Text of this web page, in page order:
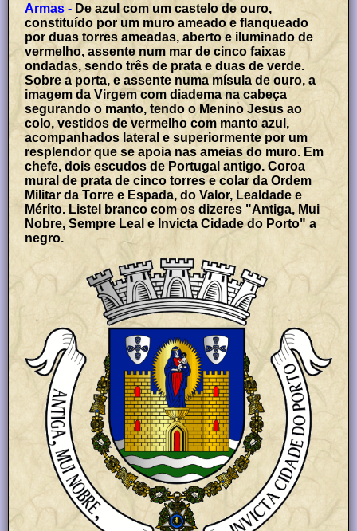
Armas - De azul com um castelo de ouro,
constituído por um muro ameado e flanqueado
por duas torres ameadas, aberto e iluminado de
vermelho, assente num mar de cinco faixas
ondadas, sendo três de prata e duas de verde.
Sobre a porta, e assente numa mísula de ouro, a
imagem da Virgem com diadema na cabeça
segurando o manto, tendo o Menino Jesus ao
colo, vestidos de vermelho com manto azul,
acompanhados lateral e superiormente por um
resplendor que se apoia nas ameias do muro. Em
chefe, dois escudos de Portugal antigo. Coroa
mural de prata de cinco torres e colar da Ordem
Militar da Torre e Espada, do Valor, Lealdade e
Mérito. Listel branco com os dizeres "Antiga, Mui
Nobre, Sempre Leal e Invicta Cidade do Porto" a
negro.